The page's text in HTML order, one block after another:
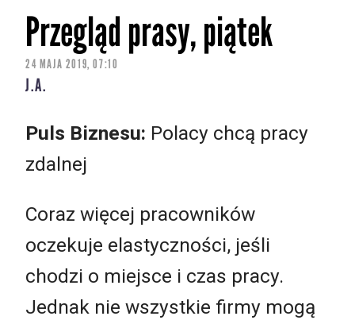
Przegląd prasy, piątek
24 MAJA 2019, 07:10
J.A.
Puls Biznesu: Polacy chcą pracy
zdalnej
Coraz więcej pracowników
oczekuje elastyczności, jeśli
chodzi o miejsce i czas pracy.
Jednak nie wszystkie firmy mogą